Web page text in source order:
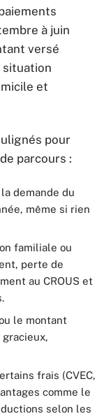
à juin
versé
situation
et
pour
parcours :
demande du
même si rien
familiale ou
perte de
au CROUS et
le montant
frais (CVEC,
comme le
selon les